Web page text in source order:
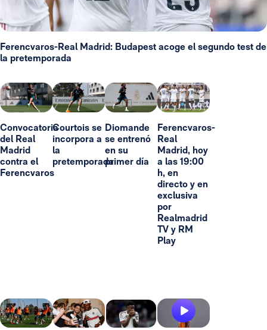
Ferencvaros-Real Madrid: Budapest acoge el segundo test de
la pretemporada
Convocatoria
del Real
Madrid
contra el
Ferencvaros
Courtois se
incorpora a
la
pretemporada
Diomande
se entrenó
en su
primer día
Ferencvaros-
Real
Madrid, hoy
a las 19:00
h, en
directo y en
exclusiva
por
Realmadrid
TV y RM
Play